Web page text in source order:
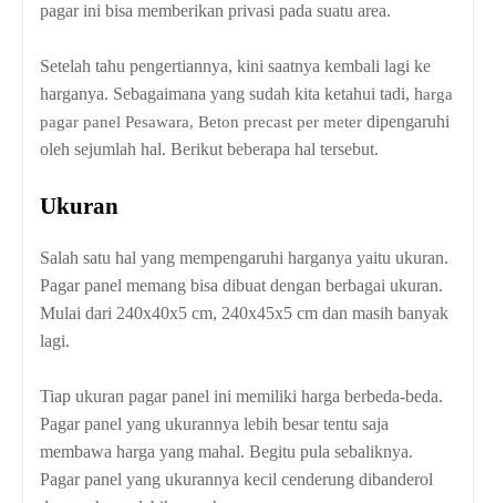
pagar ini bisa memberikan privasi pada suatu area.
Setelah tahu pengertiannya, kini saatnya kembali lagi ke
harganya. Sebagaimana yang sudah kita ketahui tadi, harga
pagar panel Pesawara, Beton precast per meter dipengaruhi
oleh sejumlah hal. Berikut beberapa hal tersebut.
Ukuran
Salah satu hal yang mempengaruhi harganya yaitu ukuran.
Pagar panel memang bisa dibuat dengan berbagai ukuran.
Mulai dari 240x40x5 cm, 240x45x5 cm dan masih banyak
lagi.
Tiap ukuran pagar panel ini memiliki harga berbeda-beda.
Pagar panel yang ukurannya lebih besar tentu saja
membawa harga yang mahal. Begitu pula sebaliknya.
Pagar panel yang ukurannya kecil cenderung dibanderol